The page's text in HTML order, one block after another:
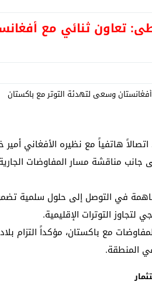
تعاون ثنائي مع
هاتفياً مع نظيره الأفغاني
جانب مناقشة مسار المفاوضات
في التوصل إلى حلول سلمية
لتجاوز التوترات الإقليمية.
مع باكستان، مؤكداً التزام
المنطقة.